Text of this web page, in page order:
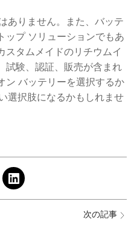
ありません。また、バッテ
ップ ソリューションでもあ
スタムメイドのリチウムイ
試験、認証、販売が含まれ
ン バッテリーを選択するか
選択肢になるかもしれませ
次の記事